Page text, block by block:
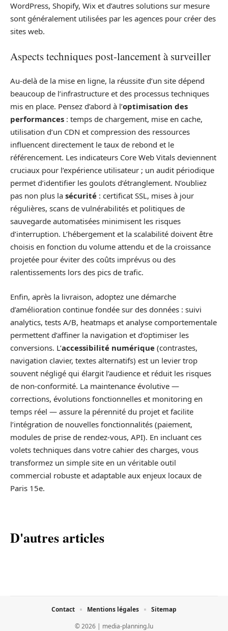
WordPress, Shopify, Wix et d’autres solutions sur mesure
sont généralement utilisées par les agences pour créer des
sites web.
Aspects techniques post‑lancement à surveiller
Au-delà de la mise en ligne, la réussite d’un site dépend
beaucoup de l’infrastructure et des processus techniques
mis en place. Pensez d’abord à l’optimisation des
performances : temps de chargement, mise en cache,
utilisation d’un CDN et compression des ressources
influencent directement le taux de rebond et le
référencement. Les indicateurs Core Web Vitals deviennent
cruciaux pour l’expérience utilisateur ; un audit périodique
permet d’identifier les goulots d’étranglement. N’oubliez
pas non plus la sécurité : certificat SSL, mises à jour
régulières, scans de vulnérabilités et politiques de
sauvegarde automatisées minimisent les risques
d’interruption. L’hébergement et la scalabilité doivent être
choisis en fonction du volume attendu et de la croissance
projetée pour éviter des coûts imprévus ou des
ralentissements lors des pics de trafic.
Enfin, après la livraison, adoptez une démarche
d’amélioration continue fondée sur des données : suivi
analytics, tests A/B, heatmaps et analyse comportementale
permettent d’affiner la navigation et d’optimiser les
conversions. L’accessibilité numérique (contrastes,
navigation clavier, textes alternatifs) est un levier trop
souvent négligé qui élargit l’audience et réduit les risques
de non‑conformité. La maintenance évolutive —
corrections, évolutions fonctionnelles et monitoring en
temps réel — assure la pérennité du projet et facilite
l’intégration de nouvelles fonctionnalités (paiement,
modules de prise de rendez‑vous, API). En incluant ces
volets techniques dans votre cahier des charges, vous
transformez un simple site en un véritable outil
commercial robuste et adaptable aux enjeux locaux de
Paris 15e.
D'autres articles
© 2026 | media-planning.lu
Contact Mentions légales Sitemap